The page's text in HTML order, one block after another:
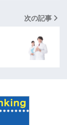
次の記事